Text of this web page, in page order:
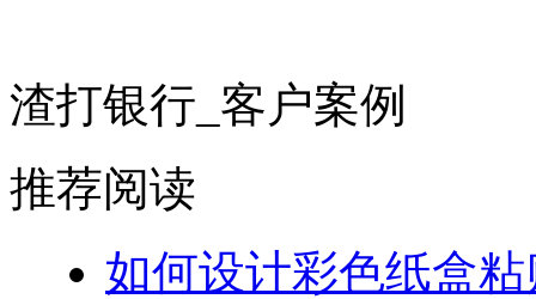
渣打银行_客户案例
推荐阅读
如何设计彩色纸盒